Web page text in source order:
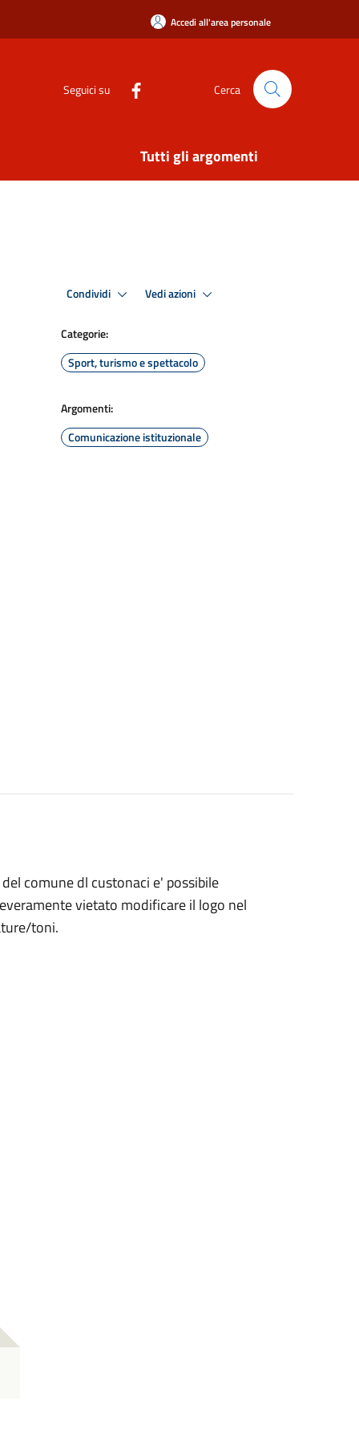
Accedi all'area personale
Seguici su Cerca
Tutti gli argomenti
Condividi Vedi azioni
Categorie:
Sport, turismo e spettacolo
Argomenti:
Comunicazione istituzionale
comune dl custonaci e' possibile
vietato modificare il logo nel
toni.